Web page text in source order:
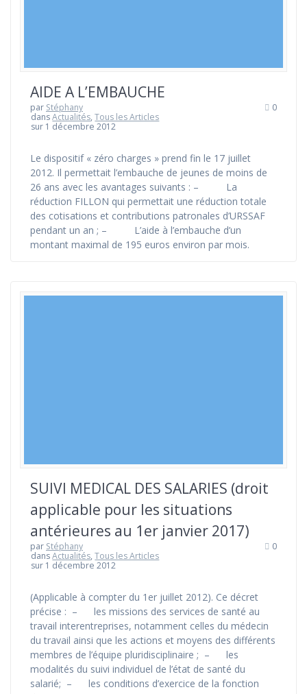
AIDE A L’EMBAUCHE
par Stéphany
dansActualités,Tous les Articles
sur 1 décembre 2012
0
Le dispositif « zéro charges » prend fin le 17 juillet
2012. Il permettait l’embauche de jeunes de moins de
26 ans avec les avantages suivants : – La
réduction FILLON qui permettait une réduction totale
des cotisations et contributions patronales d’URSSAF
pendant un an ; – L’aide à l’embauche d’un
montant maximal de 195 euros environ par mois.
SUIVI MEDICAL DES SALARIES (droit
applicable pour les situations
antérieures au 1er janvier 2017)
par Stéphany
dansActualités,Tous les Articles
sur 1 décembre 2012
0
(Applicable à compter du 1er juillet 2012). Ce décret
précise : – les missions des services de santé au
travail interentreprises, notamment celles du médecin
du travail ainsi que les actions et moyens des différents
membres de l’équipe pluridisciplinaire ; – les
modalités du suivi individuel de l’état de santé du
salarié; – les conditions d’exercice de la fonction